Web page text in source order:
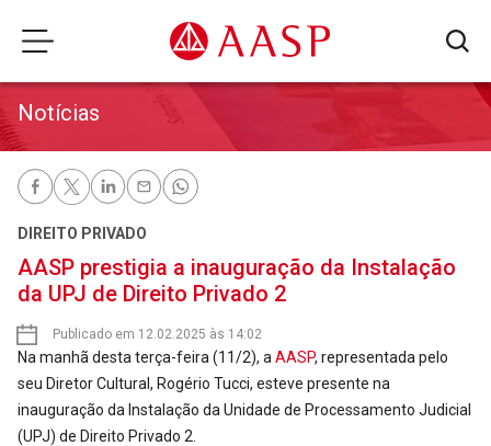
Notícias
DIREITO PRIVADO
AASP prestigia a inauguração da Instalação
da UPJ de Direito Privado 2
Publicado em 12.02.2025 às 14:02
Na manhã desta terça-feira (11/2), a AASP, representada pelo
seu Diretor Cultural, Rogério Tucci, esteve presente na
inauguração da Instalação da Unidade de Processamento Judicial
(UPJ) de Direito Privado 2.